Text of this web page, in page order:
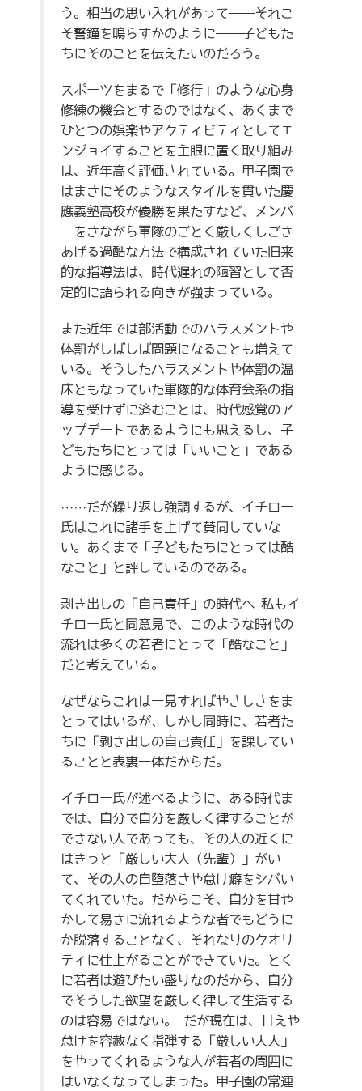
う。相当の思い入れがあって――それこ
そ警鐘を鳴らすかのように――子どもた
ちにそのことを伝えたいのだろう。
スポーツをまるで「修行」のような心身
修練の機会とするのではなく、あくまで
ひとつの娯楽やアクティビティとしてエ
ンジョイすることを主眼に置く取り組み
は、近年高く評価されている。甲子園で
はまさにそのようなスタイルを貫いた慶
應義塾高校が優勝を果たすなど、メンバ
ーをさながら軍隊のごとく厳しくしごき
あげる過酷な方法で構成されていた旧来
的な指導法は、時代遅れの陋習として否
定的に語られる向きが強まっている。
また近年では部活動でのハラスメントや
体罰がしばしば問題になることも増えて
いる。そうしたハラスメントや体罰の温
床ともなっていた軍隊的な体育会系の指
導を受けずに済むことは、時代感覚のア
ップデートであるようにも思えるし、子
どもたちにとっては「いいこと」である
ように感じる。
……だが繰り返し強調するが、イチロー
氏はこれに諸手を上げて賛同していな
い。あくまで「子どもたちにとっては酷
なこと」と評しているのである。
剥き出しの「自己責任」の時代へ 私もイ
チロー氏と同意見で、このような時代の
流れは多くの若者にとって「酷なこと」
だと考えている。
なぜならこれは一見すればやさしさをま
とってはいるが、しかし同時に、若者た
ちに「剥き出しの自己責任」を課してい
ることと表裏一体だからだ。
イチロー氏が述べるように、ある時代ま
では、自分で自分を厳しく律することが
できない人であっても、その人の近くに
はきっと「厳しい大人（先輩）」がい
て、その人の自堕落さや怠け癖をシバい
てくれていた。だからこそ、自分を甘や
かして易きに流れるような者でもどうに
か脱落することなく、それなりのクオリ
ティに仕上がることができていた。とく
に若者は遊びたい盛りなのだから、自分
でそうした欲望を厳しく律して生活する
のは容易ではない。 だが現在は、甘えや
怠けを容赦なく指弾する「厳しい大人」
をやってくれるような人が若者の周囲に
はいなくなってしまった。甲子園の常連